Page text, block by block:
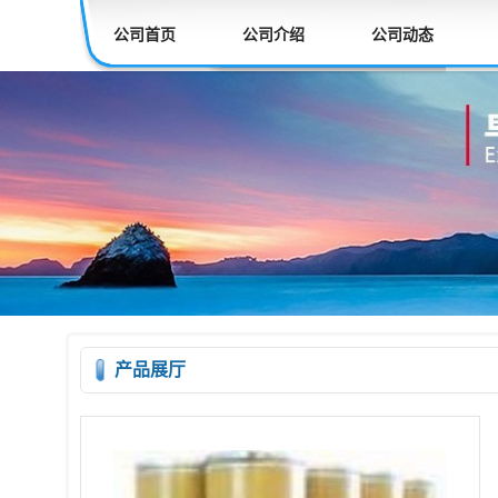
公司首页 公司介绍 公司动态
产品展厅